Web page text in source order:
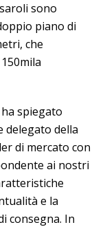
sono
piano di
che
spiegato
delegato della
di mercato con
ai nostri
e la
consegna. In